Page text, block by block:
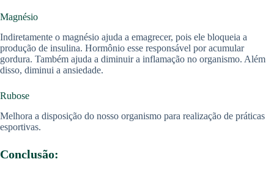
Magnésio
Indiretamente o magnésio ajuda a emagrecer, pois ele bloqueia a
produção de insulina. Hormônio esse responsável por acumular
gordura. Também ajuda a diminuir a inflamação no organismo. Além
disso, diminui a ansiedade.
Rubose
Melhora a disposição do nosso organismo para realização de práticas
esportivas.
Conclusão: